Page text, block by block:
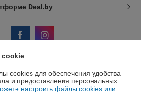
Deal.by
"АйронТрейдПлюс"
г. Минск, ул.Селицкого 17 каб 207
cookie
cookies для обеспечения удобства
и предоставления персональных
настроить файлы cookies или